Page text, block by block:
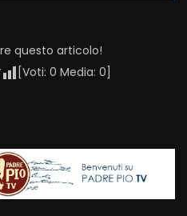
questo articolo!
[Voti: 0 Media: 0]